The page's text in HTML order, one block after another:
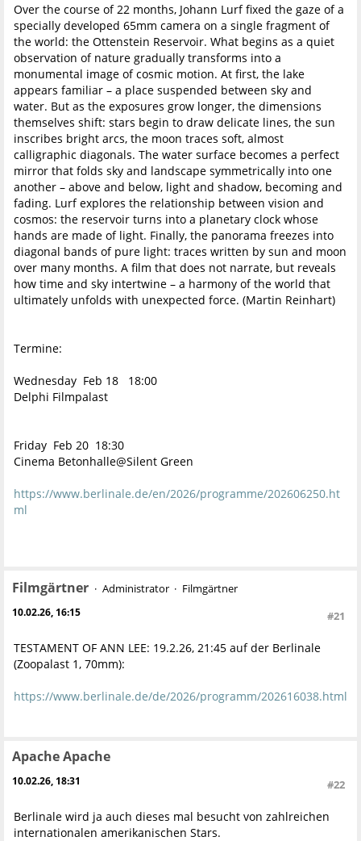
Over the course of 22 months, Johann Lurf fixed the gaze of a
specially developed 65mm camera on a single fragment of
the world: the Ottenstein Reservoir. What begins as a quiet
observation of nature gradually transforms into a
monumental image of cosmic motion. At first, the lake
appears familiar – a place suspended between sky and
water. But as the exposures grow longer, the dimensions
themselves shift: stars begin to draw delicate lines, the sun
inscribes bright arcs, the moon traces soft, almost
calligraphic diagonals. The water surface becomes a perfect
mirror that folds sky and landscape symmetrically into one
another – above and below, light and shadow, becoming and
fading. Lurf explores the relationship between vision and
cosmos: the reservoir turns into a planetary clock whose
hands are made of light. Finally, the panorama freezes into
diagonal bands of pure light: traces written by sun and moon
over many months. A film that does not narrate, but reveals
how time and sky intertwine – a harmony of the world that
ultimately unfolds with unexpected force. (Martin Reinhart)
Termine:
Wednesday Feb 18 18:00
Delphi Filmpalast
Friday Feb 20 18:30
Cinema Betonhalle@Silent Green
https://www.berlinale.de/en/2026/programme/202606250.ht
ml
Filmgärtner Administrator Filmgärtner
10.02.26, 16:15 #21
TESTAMENT OF ANN LEE: 19.2.26, 21:45 auf der Berlinale
(Zoopalast 1, 70mm):
https://www.berlinale.de/de/2026/programm/202616038.html
Apache Apache
10.02.26, 18:31 #22
Berlinale wird ja auch dieses mal besucht von zahlreichen
internationalen amerikanischen Stars.